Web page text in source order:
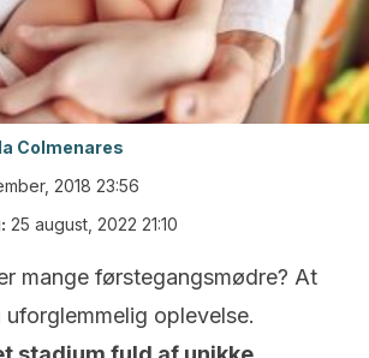
Colmenares
2018 23:56
25 august, 2022 21:10
mange førstegangsmødre? At
oplevelse.